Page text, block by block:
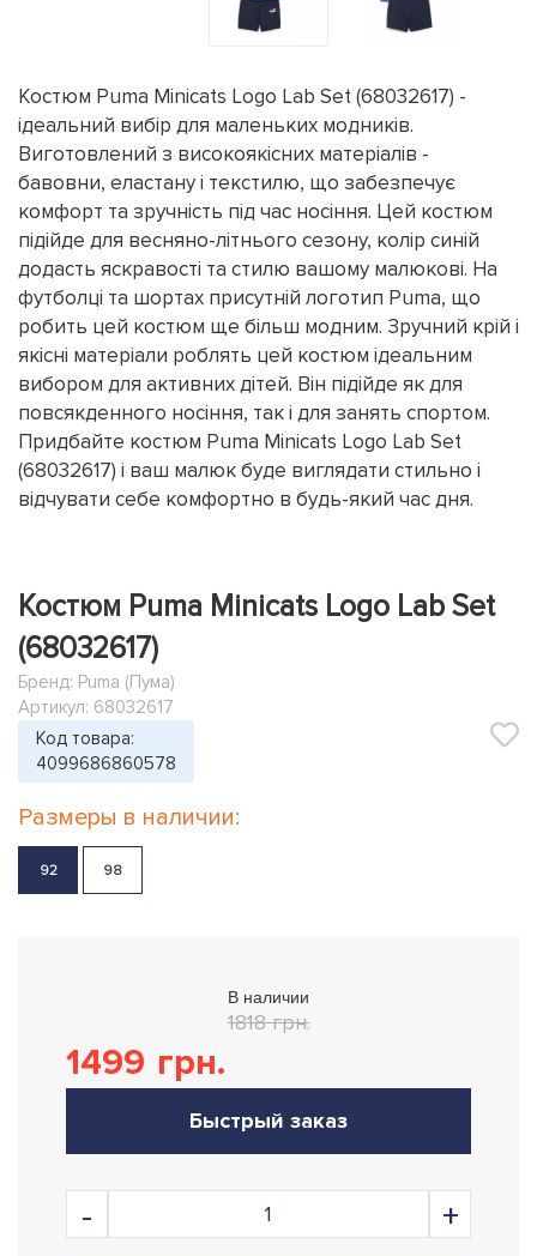
Костюм Puma Minicats Logo Lab Set (68032617) -
ідеальний вибір для маленьких модників.
Виготовлений з високоякісних матеріалів -
бавовни, еластану і текстилю, що забезпечує
комфорт та зручність під час носіння. Цей костюм
підійде для весняно-літнього сезону, колір синій
додасть яскравості та стилю вашому малюкові. На
футболці та шортах присутній логотип Puma, що
робить цей костюм ще більш модним. Зручний крій і
якісні матеріали роблять цей костюм ідеальним
вибором для активних дітей. Він підійде як для
повсякденного носіння, так і для занять спортом.
Придбайте костюм Puma Minicats Logo Lab Set
(68032617) і ваш малюк буде виглядати стильно і
відчувати себе комфортно в будь-який час дня.
Костюм Puma Minicats Logo Lab Set
(68032617)
Бренд: Puma (Пума)
Артикул: 68032617
Код товара:
4099686860578
Размеры в наличии:
92 98
В наличии
1818 грн.
1499 грн.
Быстрый заказ